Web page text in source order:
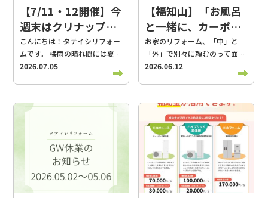
スタッフブログ
リフォーム役立ち情報
【7/11・12開催】今
週末はクリナップ福
知山ショールーム
へ！ご家族で楽しむ
「夏のリフォーム
祭」開催のお知らせ
こんにちは！タテイシリフォー
ムです。 梅雨の晴れ間には夏の
暑さを感じる季節になってきま
したが、皆様いかがお過ごしで
催するタテイシリフォームのビ
2日間、クリナップ福知山ショ
ールーム様をお借りして、ご家
族皆様で楽しめる『両丹地域 夏
のリフォーム祭！』を開催いた
します！ リフォームを具体的に
2026.07.05
スタッフブログ
リフォーム役立ち情報
【福知山】「お風呂
と一緒に、カーポー
トも頼める？」タテ
イシリフォームが家
の中も外まわりもま
とめて窓口になる理
由
お家のリフォーム、「中」と
「外」で別々に頼むのって面倒
じゃありませんか？ こんにち
は、福知山市のタテイシリフォ
悩み事って室内だけじゃないで
すよね。トイレが水漏れしてい
る・・・。外壁がひび割れてき
てる・・・。庭の草むしりがも
う嫌・・・。などなど。 「お風
呂やキッチンを新しくしたいけ
れど、そういえば駐車場の水た
まりや、カーポートの古さも気
2026.06.12